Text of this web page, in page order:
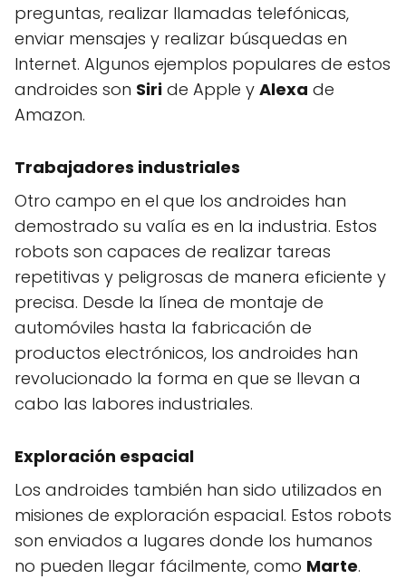
preguntas, realizar llamadas telefónicas,
enviar mensajes y realizar búsquedas en
Internet. Algunos ejemplos populares de estos
androides son Siri de Apple y Alexa de
Amazon.
Trabajadores industriales
Otro campo en el que los androides han
demostrado su valía es en la industria. Estos
robots son capaces de realizar tareas
repetitivas y peligrosas de manera eficiente y
precisa. Desde la línea de montaje de
automóviles hasta la fabricación de
productos electrónicos, los androides han
revolucionado la forma en que se llevan a
cabo las labores industriales.
Exploración espacial
Los androides también han sido utilizados en
misiones de exploración espacial. Estos robots
son enviados a lugares donde los humanos
no pueden llegar fácilmente, como Marte.